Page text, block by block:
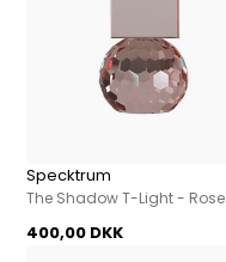
Specktrum
The Shadow T-Light - Rose
400,00 DKK